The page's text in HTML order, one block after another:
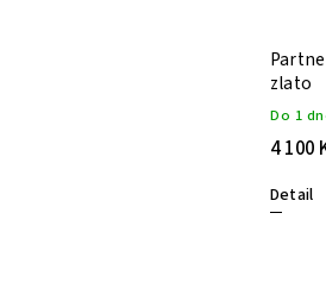
zlato
Do 1
4 100
Detail